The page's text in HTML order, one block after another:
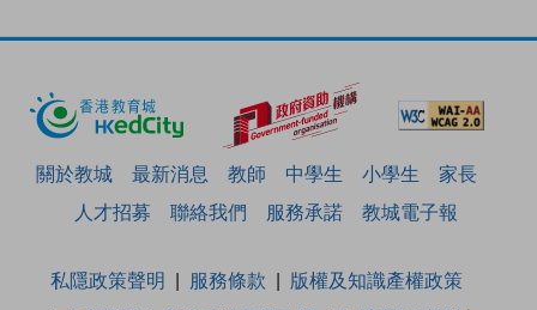
關於教城 最新消息 教師 中學生 小學生
家長
人才招募
聯絡我們 服務承諾 教城電子報
私隱政策聲明 服務條款
版權及知識產權政策